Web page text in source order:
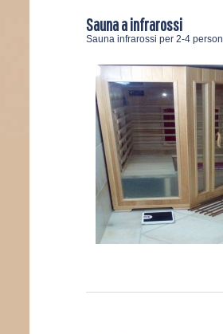
Sauna a infrarossi
Sauna infrarossi per 2-4